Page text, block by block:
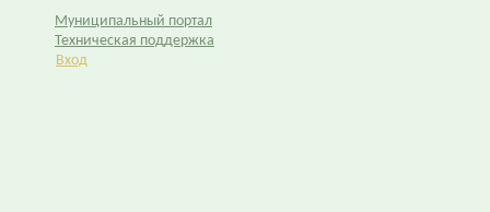
Муниципальный портал
Техническая поддержка
Вход